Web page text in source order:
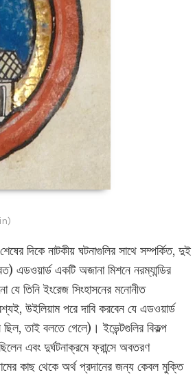
দিকে নাটকীয় ঘটনাগুলির সাথে সম্পর্কিত, দুই
এডওয়ার্ড একটি অজানা মিশনে নরম্যান্ডির
যে তিনি ইংরেজ সিংহাসনের মনোনীত
উইলিয়াম পরে দাবি করবেন যে এডওয়ার্ড
তাই বলতে গেলে)। ইভেন্টগুলির বিকল্প
এবং দুর্ঘটনাক্রমে ফ্রান্সে অবতরণ
কাছ থেকে অর্থ প্রদানের জন্য কেবল মুক্তি